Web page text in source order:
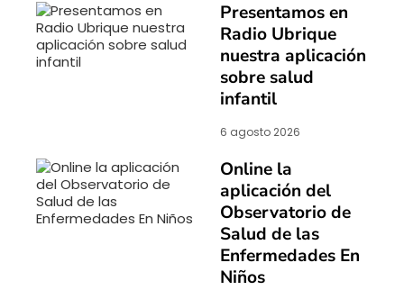
Presentamos en
Radio Ubrique
nuestra aplicación
sobre salud
infantil
6 agosto 2026
Online la
aplicación del
Observatorio de
Salud de las
Enfermedades En
Niños